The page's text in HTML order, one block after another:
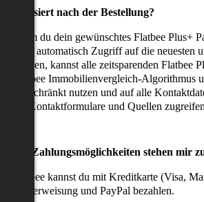
passiert nach der Bestellung?
du dein gewünschtes Flatbee Plus+
sofort automatisch Zugriff auf die neuesten
kannst alle zeitsparenden Flatbee
Flatbee Immobilienvergleich-Algorithmus
nutzen und auf alle
Kontaktformulare und Quellen
Zahlungsmöglichkeiten stehen mir
Flatbee kannst du mit Kreditkarte (Visa,
und PayPal bezahlen.